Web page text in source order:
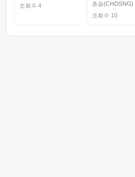
조회수 4
초승(CHOSNG)
조회수 10